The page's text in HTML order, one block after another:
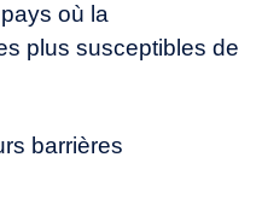
où la
plus susceptibles de
barrières